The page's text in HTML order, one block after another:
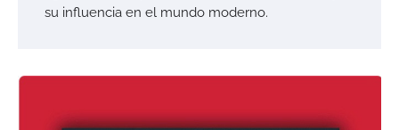
su influencia en el mundo moderno.